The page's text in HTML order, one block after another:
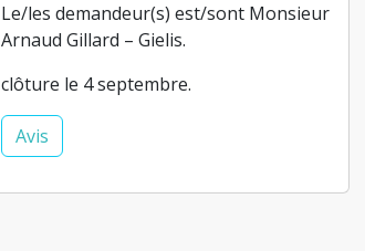
Le/les demandeur(s) est/sont Monsieur
Arnaud Gillard – Gielis.
clôture le 4 septembre.
Avis